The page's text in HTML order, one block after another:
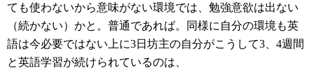
ても使わないから意味がない環境では、勉強意欲は出ない
（続かない）かと。普通であれば。同様に自分の環境も英
語は今必要ではない上に3日坊主の自分がこうして3、4週間
と英語学習が続けられているのは、